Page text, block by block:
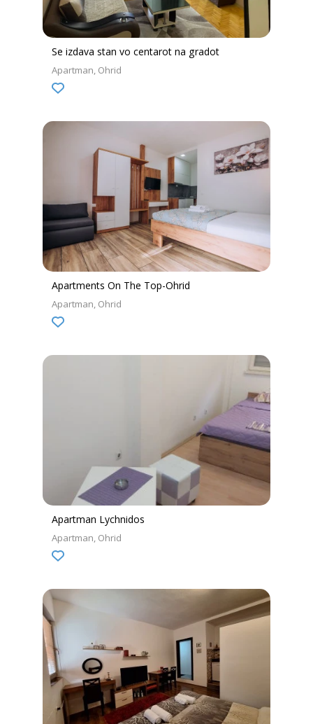
Se izdava stan vo centarot na gradot
Apartman Ohrid
Apartments On The Top-Ohrid
Apartman Ohrid
Apartman Lychnidos
Apartman Ohrid